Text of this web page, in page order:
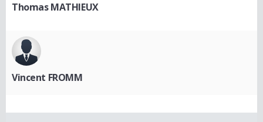
Thomas MATHIEUX
Vincent FROMM